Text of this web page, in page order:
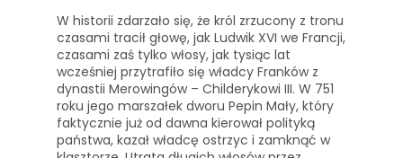
W historii zdarzało się, że król zrzucony z tronu
czasami tracił głowę, jak Ludwik XVI we Francji,
czasami zaś tylko włosy, jak tysiąc lat
wcześniej przytrafiło się władcy Franków z
dynastii Merowingów – Childerykowi III. W 751
roku jego marszałek dworu Pepin Mały, który
faktycznie już od dawna kierował polityką
państwa, kazał władcę ostrzyc i zamknąć w